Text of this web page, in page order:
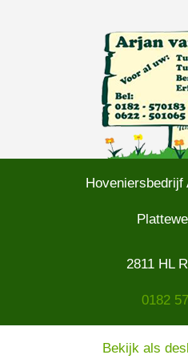
Hoveniersbedrijf
2811 HL
0182
Bekijk als